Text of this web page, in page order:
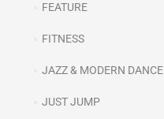
FEATURE
FITNESS
JAZZ & MODERN DANCE
JUST JUMP